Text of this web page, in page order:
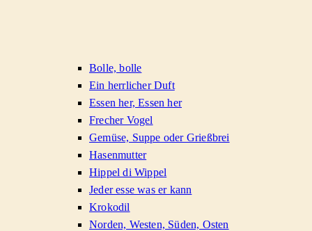
Bolle, bolle
Ein herrlicher Duft
Essen her, Essen her
Frecher Vogel
Gemüse, Suppe oder Grießbrei
Hasenmutter
Hippel di Wippel
Jeder esse was er kann
Krokodil
Norden, Westen, Süden, Osten